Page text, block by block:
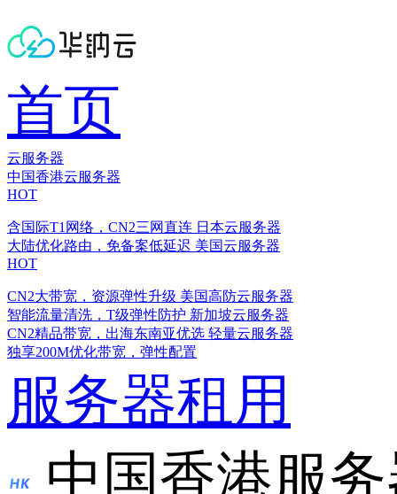
首页
云服务器
中国香港云服务器
HOT
含国际T1网络，CN2三网直连 日本云服务器
大陆优化路由，免备案低延迟 美国云服务器
HOT
CN2大带宽，资源弹性升级 美国高防云服务器
智能流量清洗，T级弹性防护 新加坡云服务器
CN2精品带宽，出海东南亚优选 轻量云服务器
独享200M优化带宽，弹性配置
服务器租用
中国香港服